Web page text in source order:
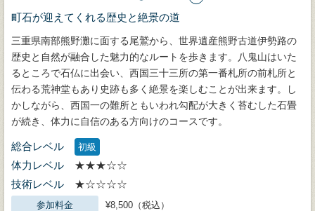
町石が迎えてくれる歴史と絶景の道
三重県南部熊野灘に面する尾鷲から、世界遺産熊野古道伊勢路の
歴史と自然が融合した魅力的なルートを歩きます。八鬼山はいた
るところで石仏に出会い、西国三十三所の第一番札所の前札所と
伝わる荒神堂もあり史跡も多く絶景を楽しむことが出来ます。し
かしながら、西国一の難所ともいわれ勾配が大きく苔むした石畳
が続き、体力に自信のある方向けのコースです。
総合レベル 初級
体力レベル
★★★☆☆
技術レベル
★☆☆☆☆
参加料金 ¥8,500（税込）